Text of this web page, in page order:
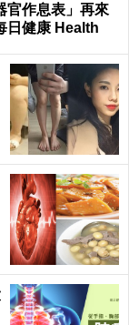
官作息表」再來
日健康 Health